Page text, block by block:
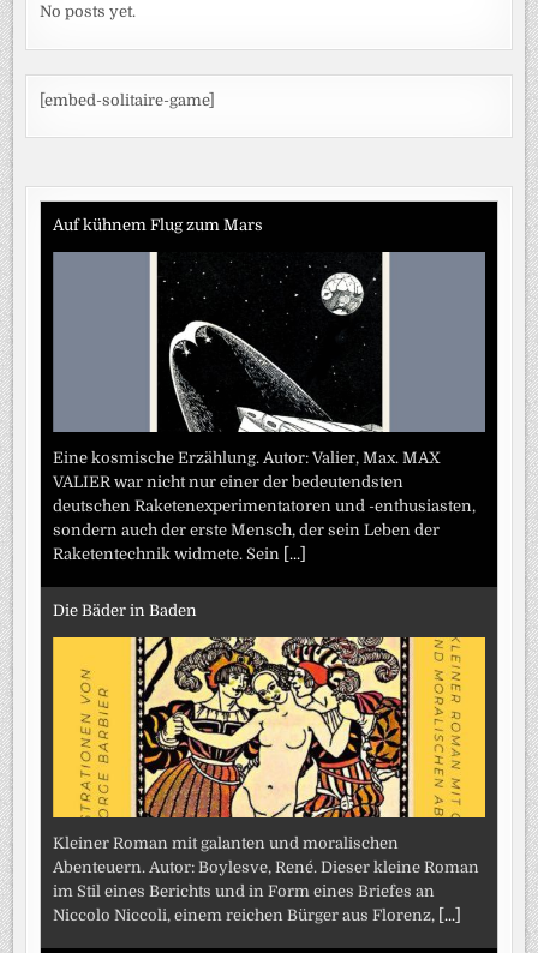
No posts yet.
[embed-solitaire-game]
Auf kühnem Flug zum Mars
Eine kosmische Erzählung. Autor: Valier, Max. MAX
VALIER war nicht nur einer der bedeutendsten
deutschen Raketenexperimentatoren und -enthusiasten,
sondern auch der erste Mensch, der sein Leben der
Raketentechnik widmete. Sein [...]
Die Bäder in Baden
Kleiner Roman mit galanten und moralischen
Abenteuern. Autor: Boylesve, René. Dieser kleine Roman
im Stil eines Berichts und in Form eines Briefes an
Niccolo Niccoli, einem reichen Bürger aus Florenz, [...]